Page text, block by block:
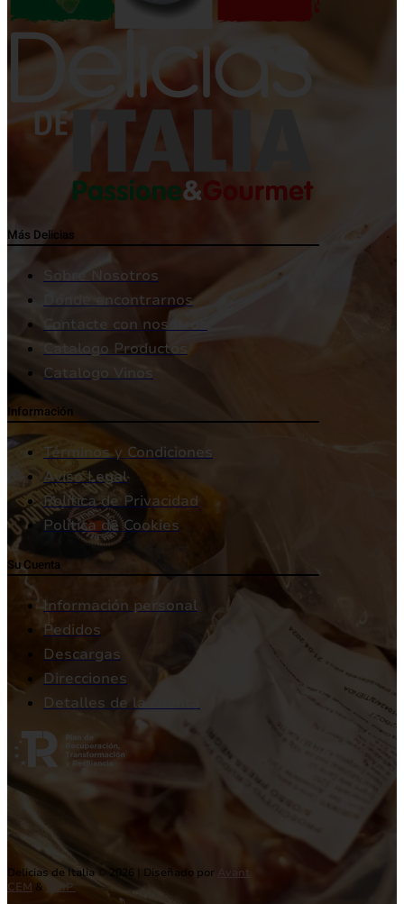
Más Delicias
Sobre Nosotros
Dónde encontrarnos
Contacte con nosotros
Catalogo Productos
Catalogo Vinos
Información
Términos y Condiciones
Aviso Legal
Política de Privacidad
Política de Cookies
Su Cuenta
Información personal
Pedidos
Descargas
Direcciones
Detalles de la cuenta
Delicias de Italia © 2026 | Diseñado por Avant
CEM &DCIP